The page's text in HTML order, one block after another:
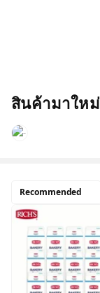
สินค้ามาใหม่
Recommended